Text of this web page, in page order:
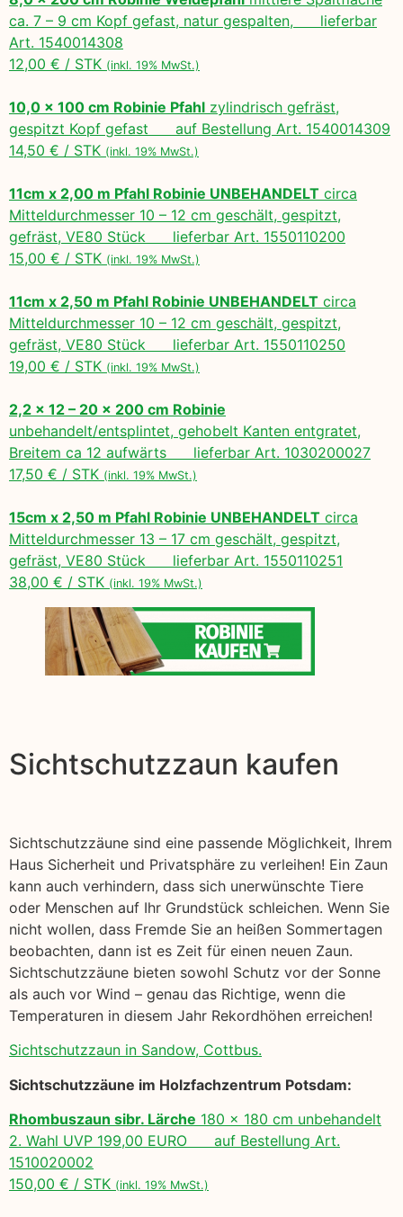
ca. 7 – 9 cm Kopf gefast, natur gespalten, lieferbar
Art. 1540014308
12,00 € / STK (inkl. 19% MwSt.)
10,0 x 100 cm Robinie Pfahl zylindrisch gefräst,
gespitzt Kopf gefast auf Bestellung Art. 1540014309
14,50 € / STK (inkl. 19% MwSt.)
11cm x 2,00 m Pfahl Robinie UNBEHANDELT circa
Mitteldurchmesser 10 – 12 cm geschält, gespitzt,
gefräst, VE80 Stück lieferbar Art. 1550110200
15,00 € / STK (inkl. 19% MwSt.)
11cm x 2,50 m Pfahl Robinie UNBEHANDELT circa
Mitteldurchmesser 10 – 12 cm geschält, gespitzt,
gefräst, VE80 Stück lieferbar Art. 1550110250
19,00 € / STK (inkl. 19% MwSt.)
2,2 x 12 – 20 x 200 cm Robinie
unbehandelt/entsplintet, gehobelt Kanten entgratet,
Breitem ca 12 aufwärts lieferbar Art. 1030200027
17,50 € / STK (inkl. 19% MwSt.)
15cm x 2,50 m Pfahl Robinie UNBEHANDELT circa
Mitteldurchmesser 13 – 17 cm geschält, gespitzt,
gefräst, VE80 Stück lieferbar Art. 1550110251
38,00 € / STK (inkl. 19% MwSt.)
Sichtschutzzaun kaufen
Sichtschutzzäune sind eine passende Möglichkeit, Ihrem
Haus Sicherheit und Privatsphäre zu verleihen! Ein Zaun
kann auch verhindern, dass sich unerwünschte Tiere
oder Menschen auf Ihr Grundstück schleichen. Wenn Sie
nicht wollen, dass Fremde Sie an heißen Sommertagen
beobachten, dann ist es Zeit für einen neuen Zaun.
Sichtschutzzäune bieten sowohl Schutz vor der Sonne
als auch vor Wind – genau das Richtige, wenn die
Temperaturen in diesem Jahr Rekordhöhen erreichen!
Sichtschutzzaun in Sandow, Cottbus.
Sichtschutzzäune im Holzfachzentrum Potsdam:
Rhombuszaun sibr. Lärche 180 x 180 cm unbehandelt
2. Wahl UVP 199,00 EURO auf Bestellung Art.
1510020002
150,00 € / STK (inkl. 19% MwSt.)